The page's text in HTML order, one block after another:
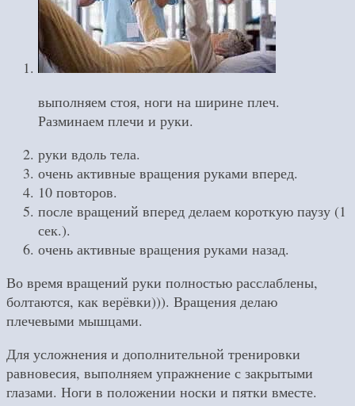
выполняем стоя, ноги на ширине плеч.
Разминаем плечи и руки.
руки вдоль тела.
очень активные вращения руками вперед.
10 повторов.
после вращений вперед делаем короткую паузу (1
сек.).
очень активные вращения руками назад.
Во время вращений руки полностью расслаблены,
болтаются, как верёвки))). Вращения делаю
плечевыми мышцами.
Для усложнения и дополнительной тренировки
равновесия, выполняем упражнение с закрытыми
глазами. Ноги в положении носки и пятки вместе.